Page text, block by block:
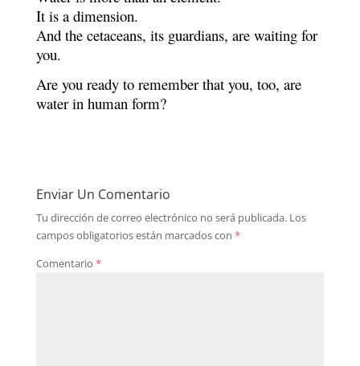
It is a dimension.
And the cetaceans, its guardians, are waiting for
you.
Are you ready to remember that you, too, are
water in human form?
Enviar Un Comentario
Tu dirección de correo electrónico no será publicada. Los
campos obligatorios están marcados con *
Comentario *